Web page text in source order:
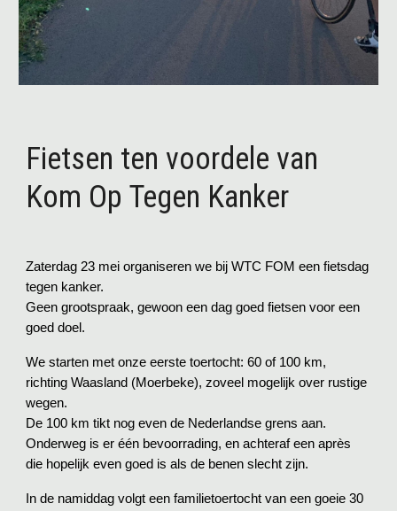
Fietsen ten voordele van
Kom Op Tegen Kanker
Zaterdag 23 mei organiseren we bij WTC FOM een fietsdag
tegen kanker.
Geen grootspraak, gewoon een dag goed fietsen voor een
goed doel.
We starten met onze eerste toertocht: 60 of 100 km,
richting Waasland (Moerbeke), zoveel mogelijk over rustige
wegen.
De 100 km tikt nog even de Nederlandse grens aan.
Onderweg is er één bevoorrading, en achteraf een après
die hopelijk even goed is als de benen slecht zijn.
In de namiddag volgt een familietoertocht van een goeie 30